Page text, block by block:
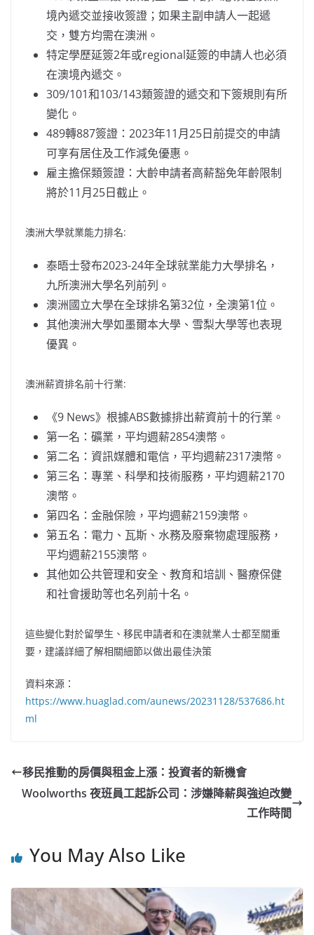
境內遞交並接收簽證；如果主副申請人一起遞
交，雙方均需在澳洲。
特定學歷延簽2年或regional延簽的申請人也必須
在澳境內遞交。
309/101和103/143類簽證的遞交和下簽規則有所
變化。
489轉887簽證：2023年11月25日前提交的申請
可享有居住及工作減免優惠。
雇主擔保類簽證：大齡申請者高薪豁免年齡限制
將於11月25日截止。
澳洲大學就業能力排名:
泰晤士發布2023-24年全球就業能力大學排名，
九所澳洲大學名列前列。
澳洲國立大學在全球排名第32位，全澳第1位。
其他澳洲大學如墨爾本大學、雪梨大學等也表現
優異。
澳洲薪資排名前十行業:
《9 News》根據ABS數據排出薪資前十的行業。
第一名：礦業，平均週薪2854澳幣。
第二名：資訊媒體和電信，平均週薪2317澳幣。
第三名：專業、科學和技術服務，平均週薪2170
澳幣。
第四名：金融保險，平均週薪2159澳幣。
第五名：電力、瓦斯、水務及廢棄物處理服務，
平均週薪2155澳幣。
其他如公共管理和安全、教育和培訓、醫療保健
和社會援助等也名列前十名。
這些變化對於留學生、移民申請者和在澳就業人士都至關重
要，建議詳細了解相關細節以做出最佳決策
資料來源：
https://www.huaglad.com/aunews/20231128/537686.ht
ml
移民推動的房價與租金上漲：投資者的新機會
Woolworths 夜班員工起訴公司：涉嫌降薪與強迫改變
工作時間
You May Also Like